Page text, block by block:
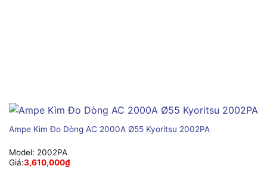
Ampe Kìm Đo Dòng AC 2000A Ø55 Kyoritsu 2002PA
Model: 2002PA
Giá:3,610,000₫